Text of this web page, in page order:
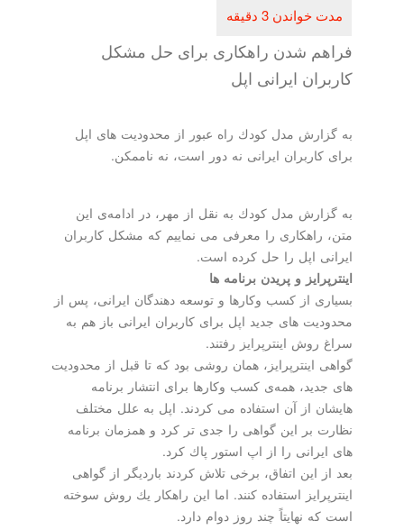
فراهم شدن راهكاری برای حل مشكل
كاربران ایرانی اپل
به گزارش مدل كودك راه عبور از محدودیت های اپل
برای كاربران ایرانی نه دور است، نه ناممكن.
به گزارش مدل كودك به نقل از مهر، در ادامه‌ی این
متن، راهكاری را معرفی می نماییم كه مشكل كاربران
ایرانی اپل را حل كرده است.
اینترپرایز و پریدن برنامه ها
بسیاری از كسب وكارها و توسعه دهندگان ایرانی، پس از
محدودیت های جدید اپل برای كاربران ایرانی باز هم به
سراغ روش اینترپرایز رفتند.
گواهی اینترپرایز، همان روشی بود كه تا قبل از محدودیت
های جدید، همه‌ی كسب وكارها برای انتشار برنامه
هایشان از آن استفاده می كردند. اپل به علل مختلف
نظارت بر این گواهی را جدی تر كرد و همزمان برنامه
های ایرانی را از اپ استور پاك كرد.
بعد از این اتفاق، برخی تلاش كردند باردیگر از گواهی
اینترپرایز استفاده كنند. اما این راهكار یك روش سوخته
است كه نهایتاً چند روز دوام دارد.